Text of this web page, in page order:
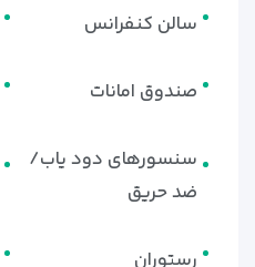
سالن کنفرانس
صندوق امانات
سنسورهای دود یاب/
ضد حریق
رستوران